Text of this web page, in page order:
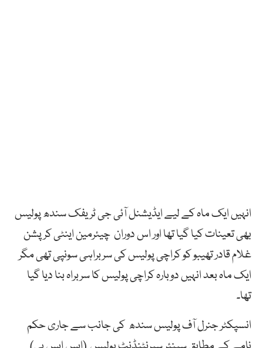
انہیں ایک ماہ کے لیے ایڈیشنل آئی جی ٹریفک سندھ پولیس
بھی تعینات کیا گیا تھا اور اس دوران چیئرمین اینٹی کرپشن
غلام قادر تھیبو کو کراچی پولیس کی سربراہی سونپی تھی مگر
ایک ماہ بعد انہیں دوبارہ کراچی پولیس کا سربراہ بنا دیا گیا
تھا۔
انسپکٹر جنرل آف پولیس سندھ کی جانب سے جاری حکم